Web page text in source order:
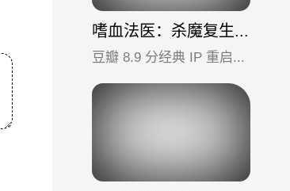
嗜血法医：杀魔复生 第一季